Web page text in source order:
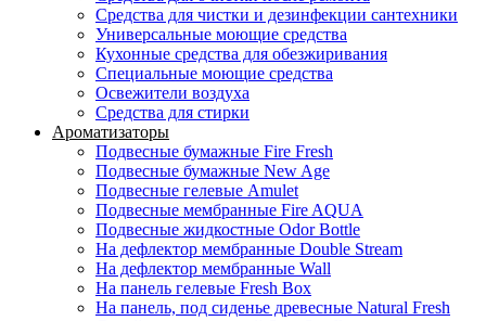
Средства для чистки и дезинфекции сантехники
Универсальные моющие средства
Кухонные средства для обезжиривания
Специальные моющие средства
Освежители воздуха
Средства для стирки
Ароматизаторы
Подвесные бумажные Fire Fresh
Подвесные бумажные New Age
Подвесные гелевые Amulet
Подвесные мембранные Fire AQUA
Подвесные жидкостные Odor Bottle
На дефлектор мембранные Double Stream
На дефлектор мембранные Wall
На панель гелевые Fresh Box
На панель, под сиденье древесные Natural Fresh